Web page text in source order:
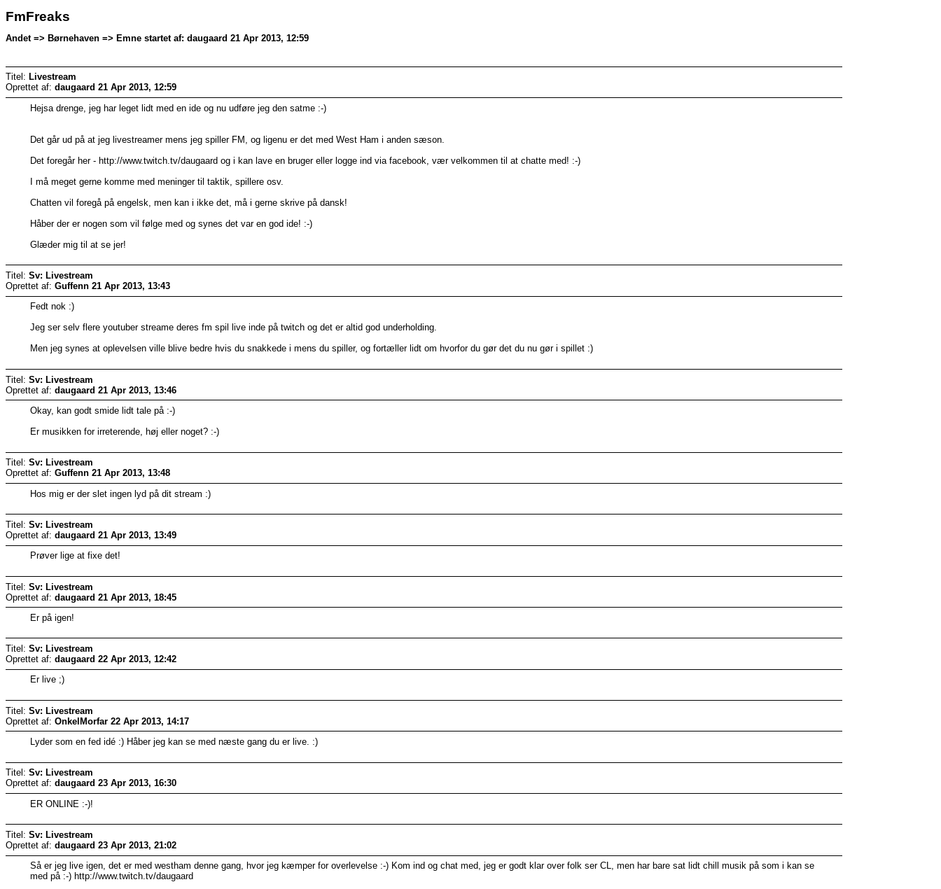
FmFreaks
Andet => Børnehaven => Emne startet af: daugaard 21 Apr 2013, 12:59
Titel: Livestream
Oprettet af: daugaard 21 Apr 2013, 12:59
Hejsa drenge, jeg har leget lidt med en ide og nu udføre jeg den satme :-)
Det går ud på at jeg livestreamer mens jeg spiller FM, og ligenu er det med West Ham i anden sæson.
Det foregår her - http://www.twitch.tv/daugaard og i kan lave en bruger eller logge ind via facebook, vær velkommen til at chatte med! :-)
I må meget gerne komme med meninger til taktik, spillere osv.
Chatten vil foregå på engelsk, men kan i ikke det, må i gerne skrive på dansk!
Håber der er nogen som vil følge med og synes det var en god ide! :-)
Glæder mig til at se jer!
Titel: Sv: Livestream
Oprettet af: Guffenn 21 Apr 2013, 13:43
Fedt nok :)
Jeg ser selv flere youtuber streame deres fm spil live inde på twitch og det er altid god underholding.
Men jeg synes at oplevelsen ville blive bedre hvis du snakkede i mens du spiller, og fortæller lidt om hvorfor du gør det du nu gør i spillet :)
Titel: Sv: Livestream
Oprettet af: daugaard 21 Apr 2013, 13:46
Okay, kan godt smide lidt tale på :-)
Er musikken for irreterende, høj eller noget? :-)
Titel: Sv: Livestream
Oprettet af: Guffenn 21 Apr 2013, 13:48
Hos mig er der slet ingen lyd på dit stream :)
Titel: Sv: Livestream
Oprettet af: daugaard 21 Apr 2013, 13:49
Prøver lige at fixe det!
Titel: Sv: Livestream
Oprettet af: daugaard 21 Apr 2013, 18:45
Er på igen!
Titel: Sv: Livestream
Oprettet af: daugaard 22 Apr 2013, 12:42
Er live ;)
Titel: Sv: Livestream
Oprettet af: OnkelMorfar 22 Apr 2013, 14:17
Lyder som en fed idé :) Håber jeg kan se med næste gang du er live. :)
Titel: Sv: Livestream
Oprettet af: daugaard 23 Apr 2013, 16:30
ER ONLINE :-)!
Titel: Sv: Livestream
Oprettet af: daugaard 23 Apr 2013, 21:02
Så er jeg live igen, det er med westham denne gang, hvor jeg kæmper for overlevelse :-) Kom ind og chat med, jeg er godt klar over folk ser CL, men har bare sat lidt chill musik på som i kan se
med på :-) http://www.twitch.tv/daugaard